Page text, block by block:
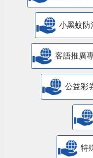
小黑蚊防
客語推廣
公益彩
特